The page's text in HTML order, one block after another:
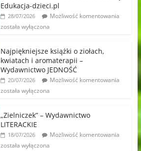
Edukacja-dzieci.pl
28/07/2026
Możliwość komentowania
została wyłączona
Najpiękniejsze książki o ziołach,
kwiatach i aromaterapii –
Wydawnictwo JEDNOŚĆ
20/07/2026
Możliwość komentowania
została wyłączona
„Zielniczek” – Wydawnictwo
LITERACKIE
18/07/2026
Możliwość komentowania
została wyłączona